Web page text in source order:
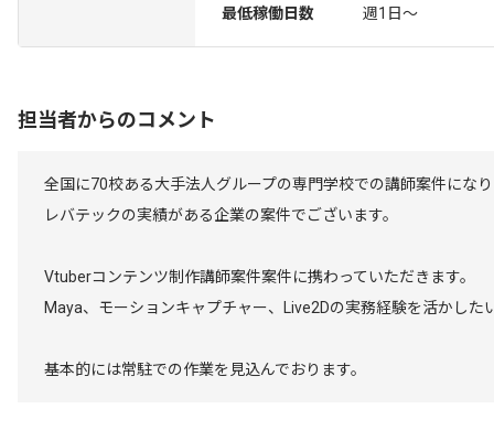
最低稼働日数
週1日〜
担当者からのコメント
全国に70校ある大手法人グループの専門学校での講師案件にな
レバテックの実績がある企業の案件でございます。
Vtuberコンテンツ制作講師案件案件に携わっていただきます。
Maya、モーションキャプチャー、Live2Dの実務経験を活かした
基本的には常駐での作業を見込んでおります。